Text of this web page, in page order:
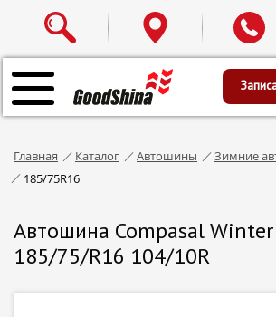
Главная Каталог Автошины
Зимние
185/75R16
Автошина Compasal
185/75/R16 104/10R